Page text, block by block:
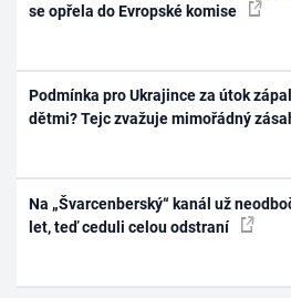
se opřela do Evropské komise
Podmínka pro Ukrajince za útok
dětmi? Tejc zvažuje mimořádný
Na „Švarcenberský“ kanál už
let, teď ceduli celou odstraní